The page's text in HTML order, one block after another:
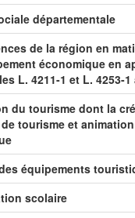
départementale
de la région en
économique en
L. 4211-1 et L. 4253-1
du tourisme dont la
tourisme et animation
équipements
scolaire